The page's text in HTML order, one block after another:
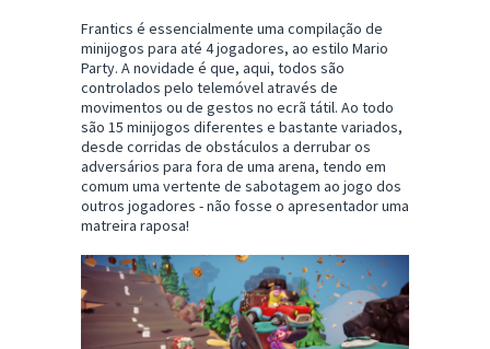
Frantics é essencialmente uma compilação de
minijogos para até 4 jogadores, ao estilo Mario
Party. A novidade é que, aqui, todos são
controlados pelo telemóvel através de
movimentos ou de gestos no ecrã tátil. Ao todo
são 15 minijogos diferentes e bastante variados,
desde corridas de obstáculos a derrubar os
adversários para fora de uma arena, tendo em
comum uma vertente de sabotagem ao jogo dos
outros jogadores - não fosse o apresentador uma
matreira raposa!